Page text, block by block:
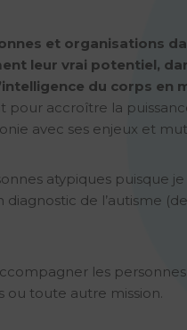
et organisations
leur vrai potentiel,
du corps en
pour accroître la
avec ses enjeux et
atypiques puisque
de l’autisme
les
ou toute autre mission.